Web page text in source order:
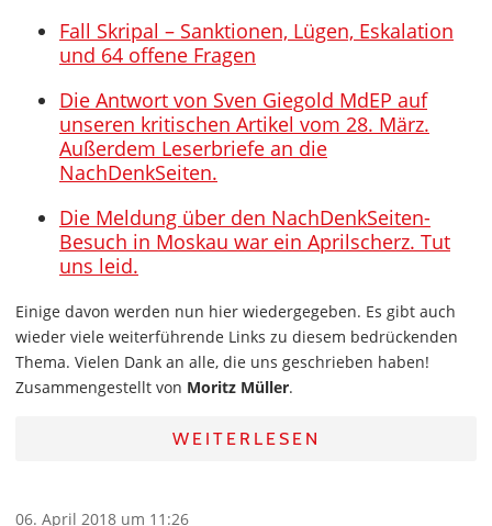
Fall Skripal – Sanktionen, Lügen, Eskalation
und 64 offene Fragen
Die Antwort von Sven Giegold MdEP auf
unseren kritischen Artikel vom 28. März.
Außerdem Leserbriefe an die
NachDenkSeiten.
Die Meldung über den NachDenkSeiten-
Besuch in Moskau war ein Aprilscherz. Tut
uns leid.
Einige davon werden nun hier wiedergegeben. Es gibt auch
wieder viele weiterführende Links zu diesem bedrückenden
Thema. Vielen Dank an alle, die uns geschrieben haben!
Zusammengestellt von Moritz Müller.
WEITERLESEN
06. April 2018 um 11:26